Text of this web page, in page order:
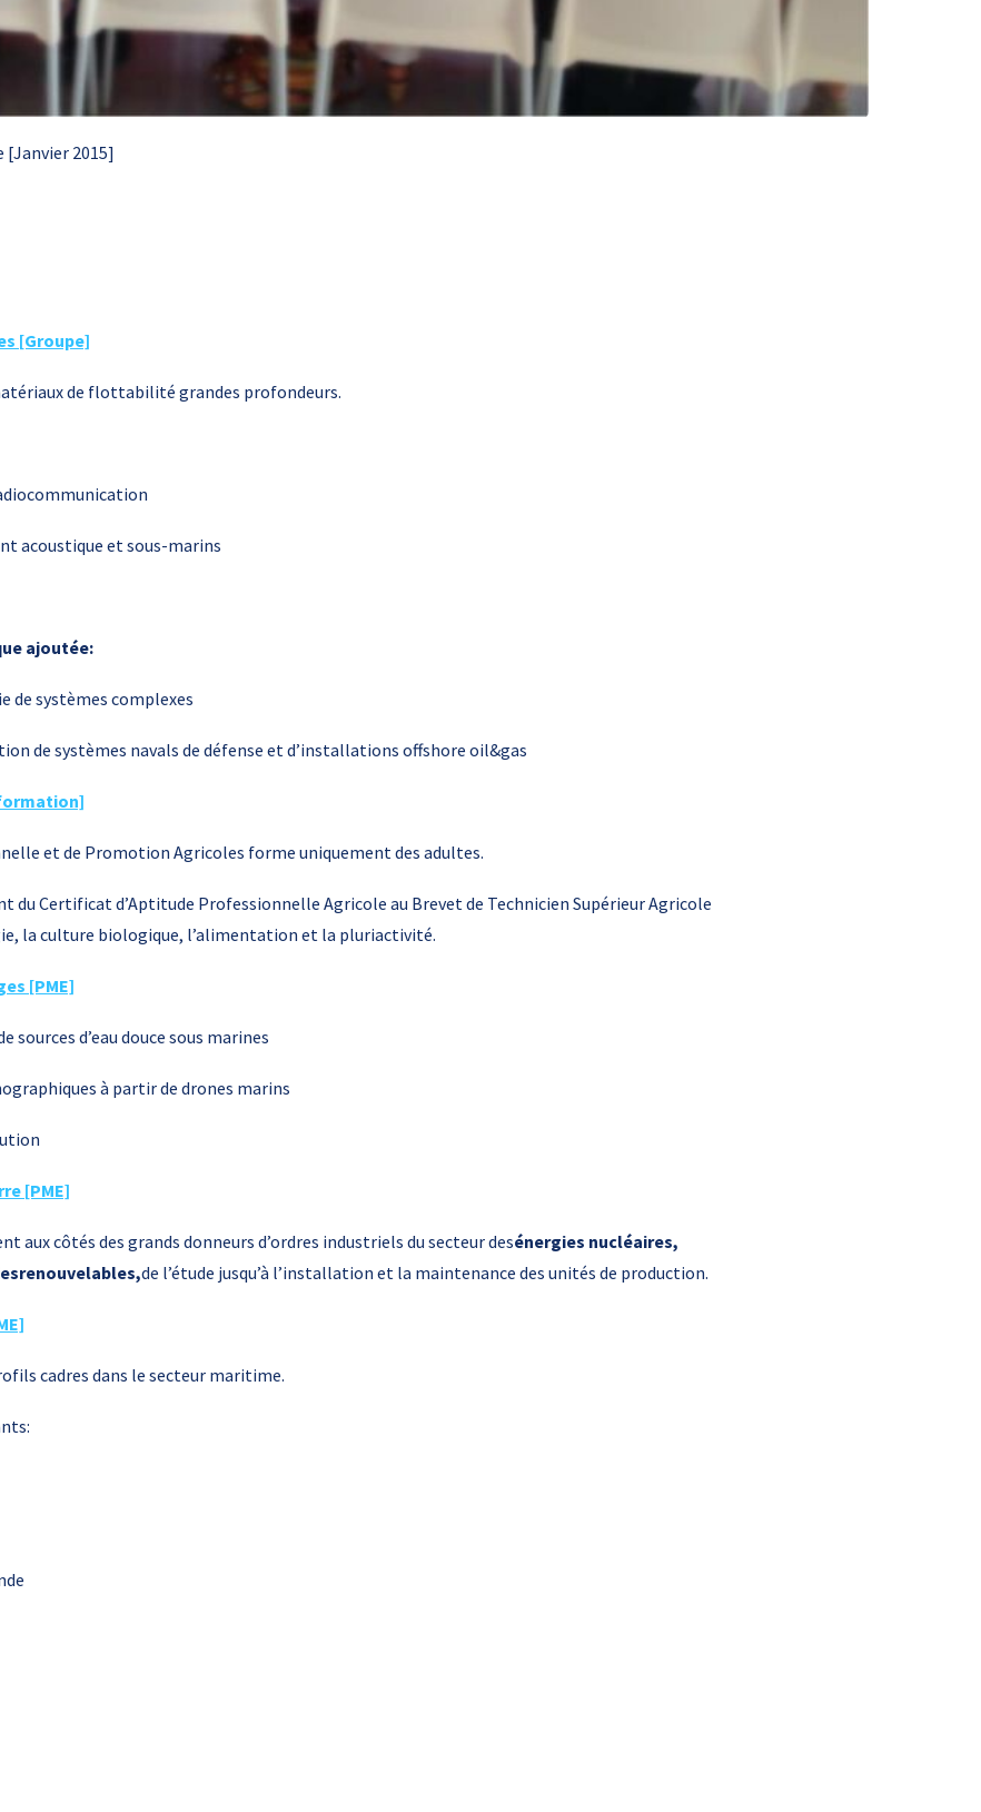
2015]
[Groupe]
de flottabilité grandes profondeurs.
acoustique et sous-marins
ajoutée:
de systèmes complexes
de systèmes navals de défense et d’installations offshore oil&gas
et de Promotion Agricoles forme uniquement des adultes.
du Certificat d’Aptitude Professionnelle Agricole au Brevet de Technicien Supérieur Agricole
la culture biologique, l’alimentation et la pluriactivité.
[PME]
d’eau douce sous marines
à partir de drones marins
[PME]
aux côtés des grands donneurs d’ordres industriels du secteur desénergies nucléaires,
de l’étude jusqu’à l’installation et la maintenance des unités de production.
cadres dans le secteur maritime.